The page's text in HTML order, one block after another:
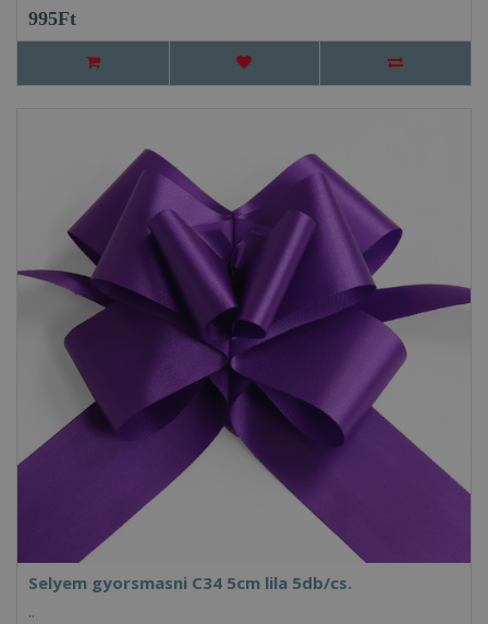
995Ft
Selyem gyorsmasni C34 5cm lila 5db/cs.
..